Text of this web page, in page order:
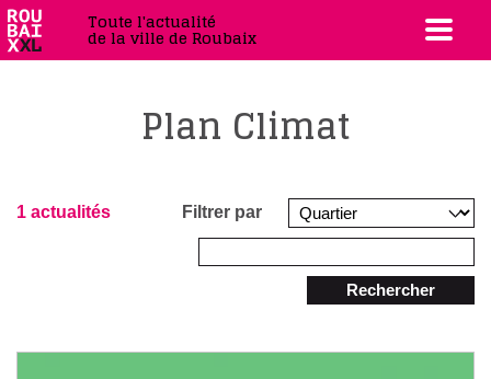
Toute l'actualité
de la ville de Roubaix
Plan Climat
1 actualités Filtrer par
Rechercher